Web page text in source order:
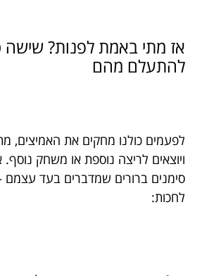
אז מתי באמת לפנות? שישה
להתעלם מהם
לפעמים כולנו מחקים את האמיצים,
ויוצאים לריצה נוספת או משחק
סימנים ברורים שמדברים בעד עצמם
לחכות: